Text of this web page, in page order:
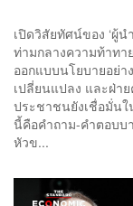
เปิดวิสัยทัศน์ของ ‘ผู้
ท่ามกลางความท้าทา
ออกแบบนโยบายอย่า
เปลี่ยนแปลง และฝ่า
ประชาชนยังเชื่อมั่น
นี้คือคำถาม-คำตอบบ
หัวข...